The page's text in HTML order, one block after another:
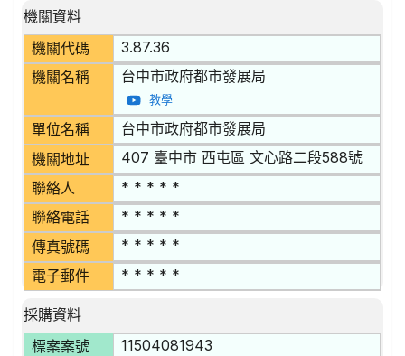
招標公告詳細內容
機關資料
機關代碼
3.87.36
機關名稱 台中市政府都市發展局
教學
單位名稱 台中市政府都市發展局
機關地址 407 臺中市 西屯區 文心路二段588號
聯絡人 * * * * *
聯絡電話 * * * * *
傳真號碼 * * * * *
電子郵件 * * * * *
採購資料
標案案號
11504081943